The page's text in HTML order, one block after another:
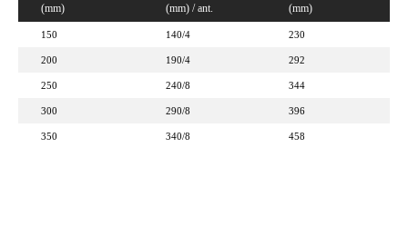
(mm)
(mm) / ant.
(mm)
150 140/4 230
200 190/4 292
250 240/8 344
300 290/8 396
350 340/8 458